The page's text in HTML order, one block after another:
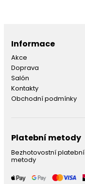
Informace
Akce
Doprava
Salón
Kontakty
Obchodní podmínky
Platební metody
Bezhotovostní platební
metody